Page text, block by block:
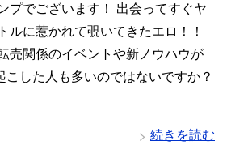
プでございます！ 出会ってすぐヤ
ルに惹かれて覗いてきたエロ！！
売関係のイベントや新ノウハウが
こした人も多いのではないですか？
続きを読む